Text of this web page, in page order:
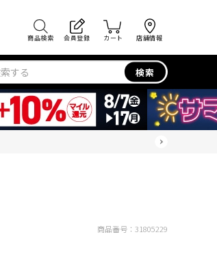
商品検索 会員登録 カート 店舗情報
検索
商品番号： 31805229